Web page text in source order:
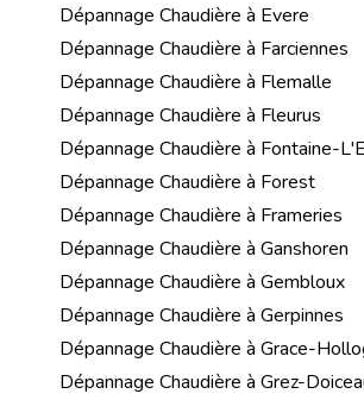
Dépannage Chaudière à Evere
Dépannage Chaudière à Farciennes
Dépannage Chaudière à Flemalle
Dépannage Chaudière à Fleurus
Dépannage Chaudière à Fontaine-
Dépannage Chaudière à Forest
Dépannage Chaudière à Frameries
Dépannage Chaudière à Ganshoren
Dépannage Chaudière à Gembloux
Dépannage Chaudière à Gerpinnes
Dépannage Chaudière à Grace-
Dépannage Chaudière à Grez-